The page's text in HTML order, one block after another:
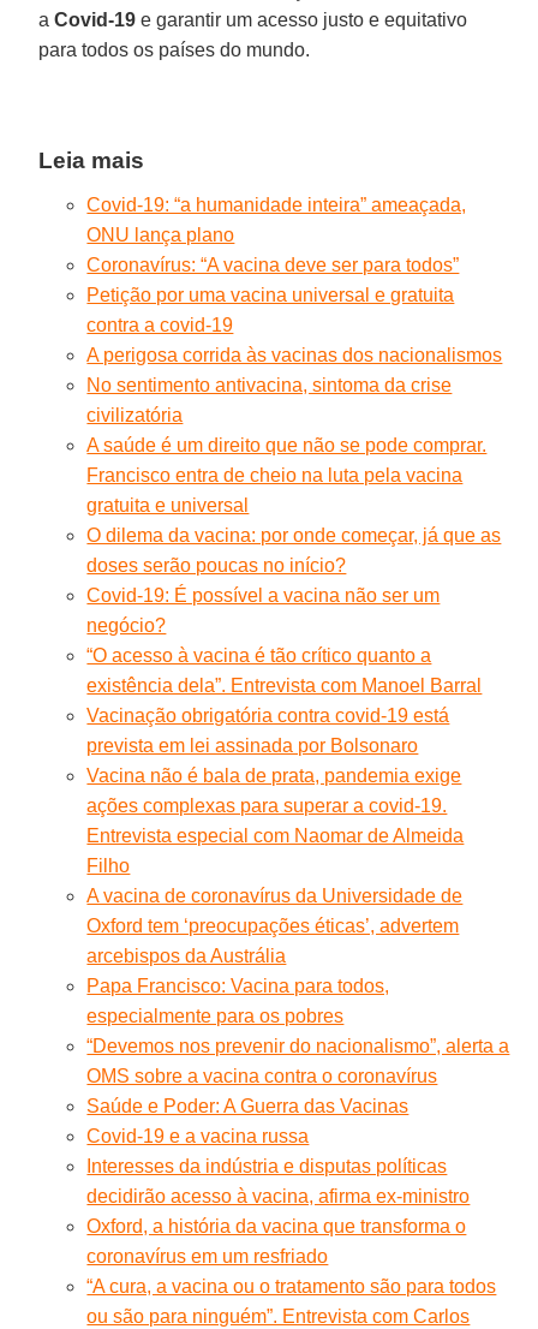
aCovid-19 e garantir um acesso justo e equitativo
para todos os países do mundo.
Leia mais
Covid-19: “a humanidade inteira” ameaçada,
ONU lança plano
Coronavírus: “A vacina deve ser para todos”
Petição por uma vacina universal e gratuita
contra a covid-19
A perigosa corrida às vacinas dos nacionalismos
No sentimento antivacina, sintoma da crise
civilizatória
A saúde é um direito que não se pode comprar.
Francisco entra de cheio na luta pela vacina
gratuita e universal
O dilema da vacina: por onde começar, já que as
doses serão poucas no início?
Covid-19: É possível a vacina não ser um
negócio?
“O acesso à vacina é tão crítico quanto a
existência dela”. Entrevista com Manoel Barral
Vacinação obrigatória contra covid-19 está
prevista em lei assinada por Bolsonaro
Vacina não é bala de prata, pandemia exige
ações complexas para superar a covid-19.
Entrevista especial com Naomar de Almeida
Filho
A vacina de coronavírus da Universidade de
Oxford tem ‘preocupações éticas’, advertem
arcebispos da Austrália
Papa Francisco: Vacina para todos,
especialmente para os pobres
“Devemos nos prevenir do nacionalismo”, alerta a
OMS sobre a vacina contra o coronavírus
Saúde e Poder: A Guerra das Vacinas
Covid-19 e a vacina russa
Interesses da indústria e disputas políticas
decidirão acesso à vacina, afirma ex-ministro
Oxford, a história da vacina que transforma o
coronavírus em um resfriado
“A cura, a vacina ou o tratamento são para todos
ou são para ninguém”. Entrevista com Carlos